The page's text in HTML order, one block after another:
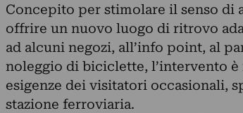
Concepito per stimolare il senso di
offrire un nuovo luogo di ritrovo
ad alcuni negozi, all’info point, al
noleggio di biciclette, l’intervento
esigenze dei visitatori occasionali,
stazione ferroviaria.